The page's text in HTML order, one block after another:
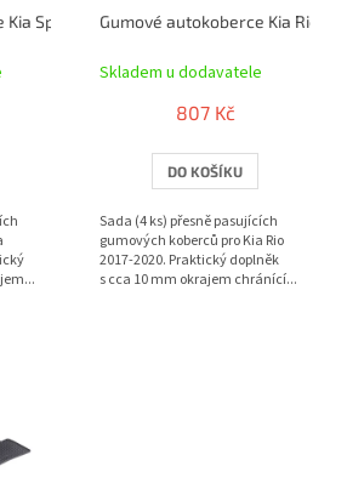
Sportage 2016-2021 | RIGUM
Gumové autokoberce Kia Rio
Skladem u dodavatele
807 Kč
DO KOŠÍKU
Sada (4 ks) přesně pasujících
gumových koberců pro Kia Rio
2017-2020. Praktický doplněk
s cca 10 mm okrajem chránící...